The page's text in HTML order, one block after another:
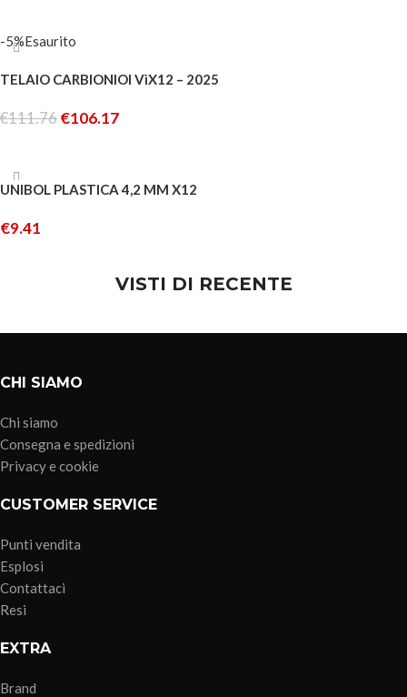
-5%Esaurito
TELAIO CARBIONIOI VìX12 – 2025
€111.76€106.17
UNIBOL PLASTICA 4,2 MM X12
€9.41
VISTI DI RECENTE
CHI SIAMO
Chi siamo
Consegna e spedizioni
Privacy e cookie
CUSTOMER SERVICE
Punti vendita
Esplosi
Contattaci
Resi
EXTRA
Brand